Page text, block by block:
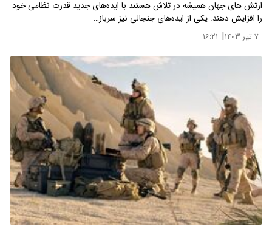
ارتش های جهان همیشه در تلاش هستند با ایده‌های جدید قدرت نظامی خود
را افزایش دهند. یکی از ایده‌های جنجالی نیز سرباز…
۷ تیر ۱۴۰۳ | ۱۶:۲۱